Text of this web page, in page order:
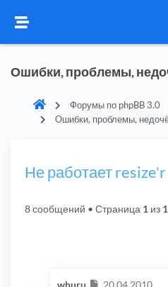
Ошибки, проблемы,
Форумы по phpBB 3.0
Ошибки, проблемы,
Не работает resize'r
8 сообщений • Страница 1 из 1
Сообщение